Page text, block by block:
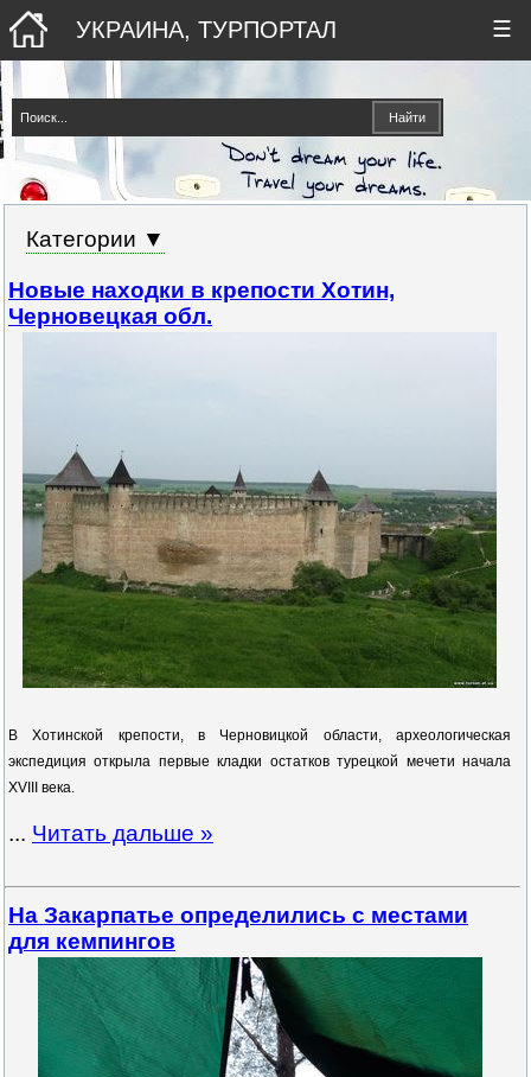
УКРАИНА, ТУРПОРТАЛ ☰
Категории ▼
Новые находки в крепости Хотин,
Черновецкая обл.
В Хотинской крепости, в Черновицкой области, археологическая
экспедиция открыла первые кладки остатков турецкой мечети начала
XVIII века.
... Читать дальше »
На Закарпатье определились с местами
для кемпингов